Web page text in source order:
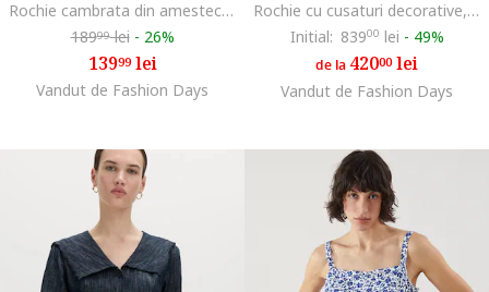
Rochie cambrata din amestec de in, Alb/Albastru ultramarin
18999lei - 26%
13999lei
Vandut de Fashion Days
Rochie cu cusaturi decorative, Albastru
Initial: 83900 lei - 49%
de la 42000lei
Vandut de Fashion Days